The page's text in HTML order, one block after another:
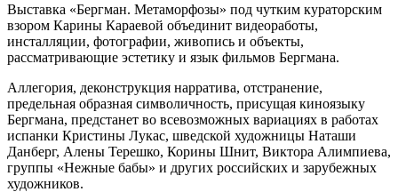
Выставка «Бергман. Метаморфозы» под чутким кураторским
взором Карины Караевой объединит видеоработы,
инсталляции, фотографии, живопись и объекты,
рассматривающие эстетику и язык фильмов Бергмана.
Аллегория, деконструкция нарратива, отстранение,
предельная образная символичность, присущая киноязыку
Бергмана, предстанет во всевозможных вариациях в работах
испанки Кристины Лукас, шведской художницы Наташи
Данберг, Алены Терешко, Корины Шнит, Виктора Алимпиева,
группы «Нежные бабы» и других российских и зарубежных
художников.